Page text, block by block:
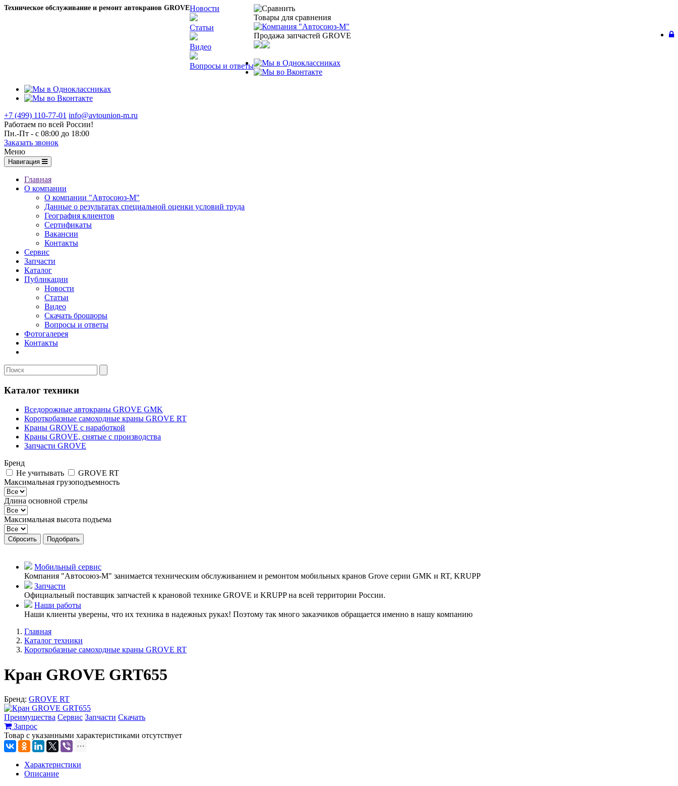
Техническое обслуживание и ремонт автокранов GROVEНовости
Статьи
Видео
Вопросы и ответы
Товары для сравнения
Продажа запчастей GROVE
+7 (499) 110-77-01 info@avtounion-m.ru
Работаем по всей России!
Пн.-Пт - с 08:00 до 18:00
Заказать звонок
Меню
Навигация
Главная
О компании
О компании "Автосоюз-М"
Данные о результатах специальной оценки условий труда
География клиентов
Сертификаты
Вакансии
Контакты
Сервис
Запчасти
Каталог
Публикации
Новости
Статьи
Видео
Скачать брошюры
Вопросы и ответы
Фотогалерея
Контакты
Каталог техники
Вседорожные автокраны GROVE GMK
Короткобазные самоходные краны GROVE RT
Краны GROVE с наработкой
Краны GROVE, снятые с производства
Запчасти GROVE
Бренд
Не учитывать
GROVE RT
Максимальная грузоподъемность
Длина основной стрелы
Максимальная высота подъема
Сбросить Подобрать
Мобильный сервис
Компания "Автосоюз-М" занимается техническим обслуживанием и ремонтом мобильных кранов Grove серии GMK и RT, KRUPP
Запчасти
Официальный поставщик запчастей к крановой технике GROVE и KRUPP на всей территории России.
Наши работы
Наши клиенты уверены, что их техника в надежных руках! Поэтому так много заказчиков обращается именно в нашу компанию
Главная
Каталог техники
Короткобазные самоходные краны GROVE RT
Кран GROVE GRT655
Бренд: GROVE RT
Преимущества Сервис Запчасти Скачать
Запрос
Товар с указанными характеристиками отсутствует
Характеристики
Описание